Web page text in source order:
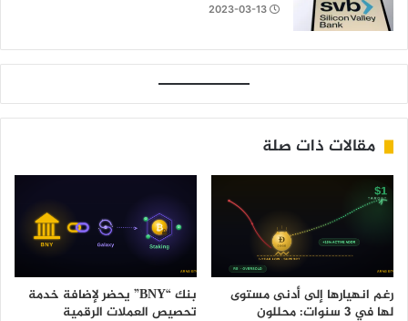
2023-03-13
مقالات ذات صلة
رغم انهيارها إلى أدنى مستوى
لها في 3 سنوات: محللون
بنك “BNY” يحضر لإضافة خدمة
تحصيص العملات الرقمية